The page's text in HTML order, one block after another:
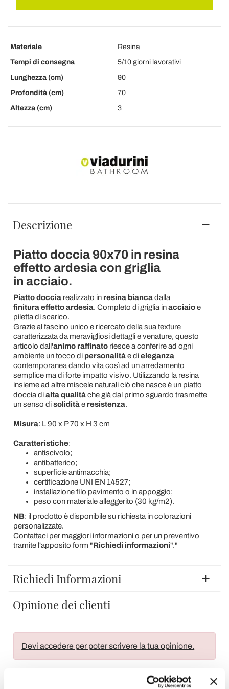
Materiale
Resina
Tempi di consegna
5/10 giorni lavorativi
Lunghezza (cm)
90
Profondità (cm)
70
Altezza (cm)
3
Descrizione
Piatto doccia 90x70 in resina
effetto ardesia con griglia
in acciaio.
Piatto docciarealizzato in resina biancadalla
finitura effetto ardesia. Completo di griglia inacciaioe
piletta di scarico.
Grazie al fascino unico e ricercato della sua texture
caratterizzata da meravigliosi dettagli e venature, questo
articolo dall'animo raffinatoriesce a conferire ad ogni
ambiente un tocco di personalitàe dieleganza
contemporanea dando vita così ad un arredamento
semplice ma di forte impatto visivo. Utilizzando la resina
insieme ad altre miscele naturali ciò che nasce è un piatto
doccia dialta qualitàche già dal primo sguardo trasmette
un senso disoliditàe resistenza.
Misura: L 90 x P 70 x H 3 cm
Caratteristiche:
antiscivolo;
antibatterico;
superficie antimacchia;
certificazione UNI EN 14527;
installazione filo pavimento o in appoggio;
peso con materiale alleggerito (30 kg/m2).
NB: il prodotto è disponibile su richiesta in colorazioni
personalizzate.
Contattaci per maggiori informazioni o per un preventivo
tramite l'apposito form "Richiedi informazioni"."
Richiedi Informazioni
Opinione dei clienti
Devi accedere per poter scrivere la tua opinione.